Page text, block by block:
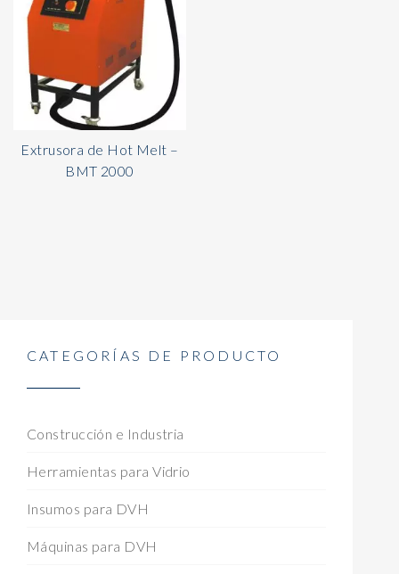
Extrusora de Hot Melt –
BMT 2000
CATEGORÍAS DE PRODUCTO
Construcción e Industria
Herramientas para Vidrio
Insumos para DVH
Máquinas para DVH